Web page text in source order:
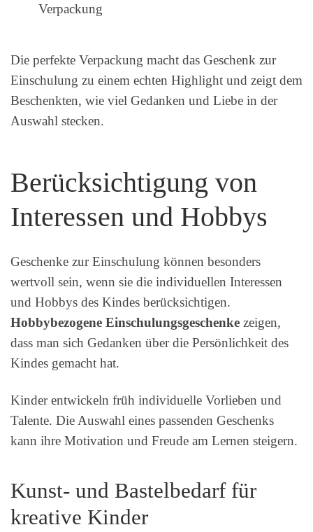
Verpackung
Die perfekte Verpackung macht das Geschenk zur
Einschulung zu einem echten Highlight und zeigt dem
Beschenkten, wie viel Gedanken und Liebe in der
Auswahl stecken.
Berücksichtigung von
Interessen und Hobbys
Geschenke zur Einschulung können besonders
wertvoll sein, wenn sie die individuellen Interessen
und Hobbys des Kindes berücksichtigen.
Hobbybezogene Einschulungsgeschenke zeigen,
dass man sich Gedanken über die Persönlichkeit des
Kindes gemacht hat.
Kinder entwickeln früh individuelle Vorlieben und
Talente. Die Auswahl eines passenden Geschenks
kann ihre Motivation und Freude am Lernen steigern.
Kunst- und Bastelbedarf für
kreative Kinder